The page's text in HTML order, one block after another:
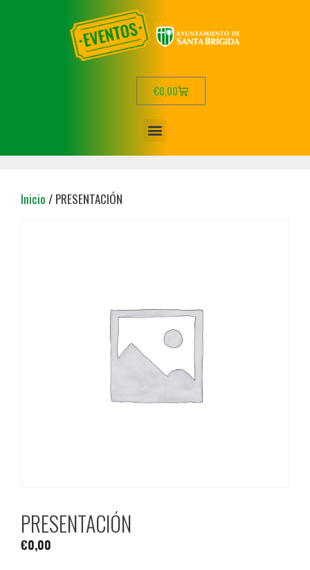
€0,00
Inicio / PRESENTACIÓN
PRESENTACIÓN
€0,00